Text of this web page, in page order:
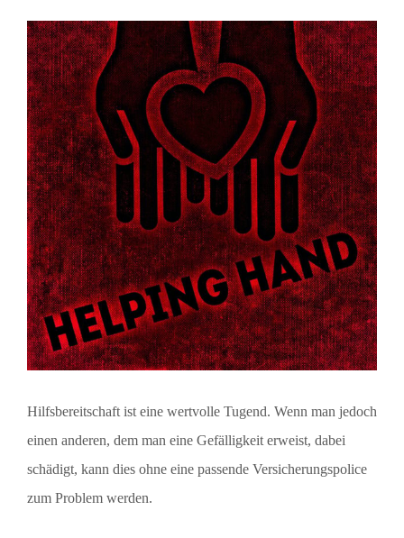
Zeige
grösseres
Bild
Hilfsbereitschaft ist eine wertvolle Tugend. Wenn man jedoch
einen anderen, dem man eine Gefälligkeit erweist, dabei
schädigt, kann dies ohne eine passende Versicherungspolice
zum Problem werden.